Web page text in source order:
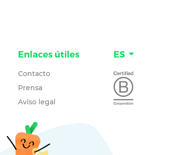
Enlaces útiles
Contacto
Prensa
Aviso legal
ES